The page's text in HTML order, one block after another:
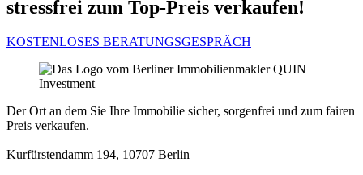
stressfrei zum Top-Preis verkaufen!
KOSTENLOSES BERATUNGSGESPRÄCH
Der Ort an dem Sie Ihre Immobilie sicher, sorgenfrei und zum fairen
Preis verkaufen.
Kurfürstendamm 194, 10707 Berlin